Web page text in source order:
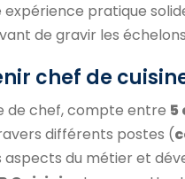
pratique
de gravir les
chef de
de chef, compte entre 5
différents postes (
aspects du métier et